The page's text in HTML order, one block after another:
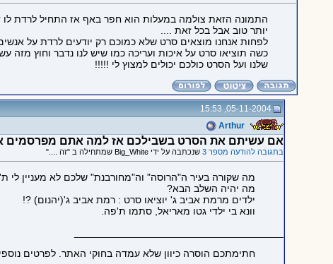
יותר טוב אבל בכל זאת ....
לפחות אנחנו מוצאים סרט שלא כמוכם רק יודעים לרדת על
כשה תוציאו סרט על איכות ועריכה כמו שיש לנו נדבר וחוץ
שלנו ועל הסרט כולכם יכולים למצוץ לי !!!!!
05-11-2004, 15:53
Arthur
אם עשיתם את הסרט בשבילכם אז למה אתם מפרסמים
בתגובה להודעה מספר 3 שנכתבה על ידי Big_White שמתחילה ב "זה ...."
מה שקורה בעיר ה"הרוסה" וה"מחורבנת" שלכם לא מעניין לי
מה יהיה השלב הבא?
ילדים מרמת אביב ג' יוציאו סרט : רמת אביב ג'(יהנום) ?!
וונא בי ילדי גטו מאריאל, סתמו ת'פה.
חתימתכם הוסרה כיוון שלא עמדה בחוקי האתר. לפרטים